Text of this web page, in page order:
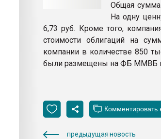
Общая сумма
На одну
6,73 руб. Кроме того,
стоимости облигаций на
компании в количестве 850
были размещены на ФБ ММВБ
предыдущая новость